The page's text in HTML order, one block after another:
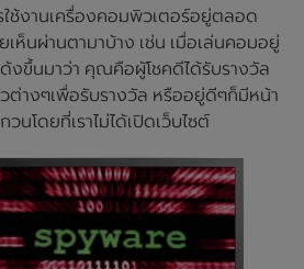
ใช้งานเครื่องคอมพิวเตอร์อยู่ตลอด
เห็นผ่านตามาบ้าง เช่น เมื่อเล่นคอมอยู่
งขึ้นมาว่า คุณคือผู้โชคดีได้รับรางวัล
ต่างๆเพื่อรับรางวัล หรืออยู่ดีๆก็มีหน้า
นโดยที่เราไม่ได้เปิดเว็บไซต์